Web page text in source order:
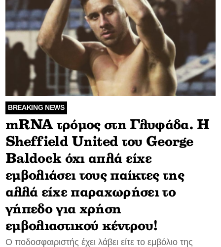
MEDIALAND
DRIVE
SPORTS
DIA Y NOCHE
CONTACT
ADVERTISE
BREAKING NEWS
mRNA τρόμος στη Γλυφάδα. Η
Sheffield United του George
Baldock όχι απλά είχε
εμβολιάσει τους παίκτες της
αλλά είχε παραχωρήσει το
γήπεδο για χρήση
εμβολιαστικού κέντρου!
Ο ποδοσφαιριστής έχει λάβει είτε το εμβόλιο της